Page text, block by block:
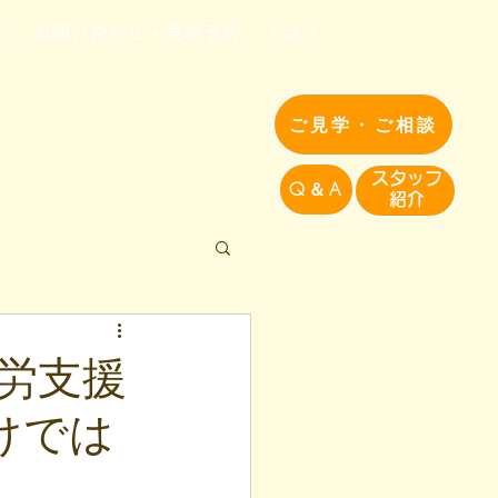
ご見学・ご相談
Q＆A
​スタッフ
紹介​
お問い合わせ・見学予約 ブログ
支援
では